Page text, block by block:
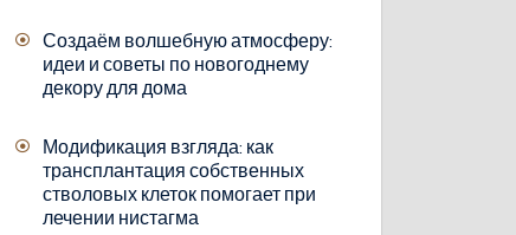
Создаём волшебную атмосферу:
идеи и советы по новогоднему
декору для дома
Модификация взгляда: как
трансплантация собственных
стволовых клеток помогает при
лечении нистагма